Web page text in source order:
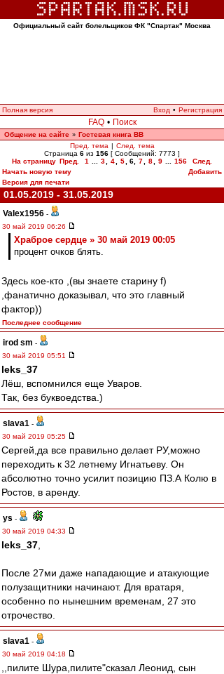
Официальный сайт болельщиков ФК "Спартак" Москва
Полная версия Вход • Регистрация
FAQ • Поиск
Общение на сайте » Гостевая книга ВВ
Пред. тема | След. тема
Страница 6 из 156 [ Сообщений: 7773 ]
На страницу Пред. 1 3 4 5 6 7 8 9 156
След.
Начать новую тему
Добавить
Версия для печати
01.05.2019 - 31.05.2019
Valex1956 -
30 май 2019 06:26
Храброе сердце » 30 май 2019 00:05
процент очков блять.
Здесь кое-кто ,(вы знаете старину f)
,фанатично доказывал, что это главный
фактор))
Последнее сообщение
irod sm -
30 май 2019 05:51
leks_37
Лёш, вспомнился еще Уваров.
Так, без буквоедства.)
slava1 -
30 май 2019 05:25
Сергей,да все правильно делает РУ,можно
переходить к 32 летнему Игнатьеву. Он
абсолютно точно усилит позицию ПЗ.А Колю в
Ростов, в аренду.
ys -
30 май 2019 04:33
leks_37
После 27ми даже нападающие и атакующие
полузащитники начинают. Для вратаря,
особенно по нынешним временам, 27 это
отрочество.
slava1 -
30 май 2019 04:18
,,пилите Шура,пилите"сказал Леонид, сын